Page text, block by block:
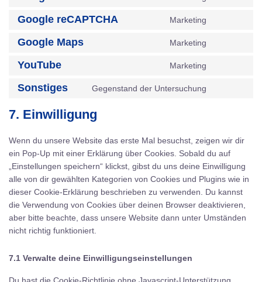
Google reCAPTCHA Marketing
Google Maps Marketing
YouTube Marketing
Sonstiges Gegenstand der Untersuchung
7. Einwilligung
Wenn du unsere Website das erste Mal besuchst, zeigen wir dir
ein Pop-Up mit einer Erklärung über Cookies. Sobald du auf
„Einstellungen speichern“ klickst, gibst du uns deine Einwilligung
alle von dir gewählten Kategorien von Cookies und Plugins wie in
dieser Cookie-Erklärung beschrieben zu verwenden. Du kannst
die Verwendung von Cookies über deinen Browser deaktivieren,
aber bitte beachte, dass unsere Website dann unter Umständen
nicht richtig funktioniert.
7.1 Verwalte deine Einwilligungseinstellungen